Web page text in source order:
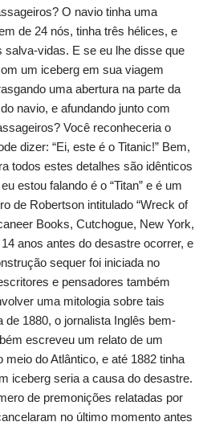
O navio tinha uma
de 24 nós, tinha três hélices, e
salva-vidas. E se eu lhe disse que
um iceberg em sua viagem
uma abertura na parte da
navio, e afundando junto com
Você reconheceria o
dizer: “Ei, este é o Titanic!” Bem,
todos estes detalhes são idênticos
estou falando é o “Titan” e é um
de Robertson intitulado “Wreck of
Books, Cutchogue, New York,
anos antes do desastre ocorrer, e
sequer foi iniciada no
e pensadores também
uma mitologia sobre tais
de 1880, o jornalista Inglês bem-
escreveu um relato de um
meio do Atlântico, e até 1882 tinha
iceberg seria a causa do desastre.
de premonições relatadas por
no último momento antes